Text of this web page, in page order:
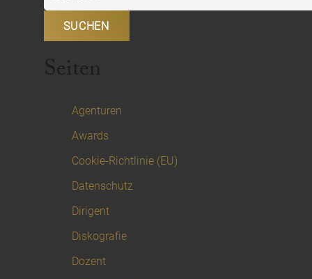
nach:
Seiten
Agenturen
Awards
Cookie-Richtlinie (EU)
Datenschutz
Dirigent
Diskografie
Dozent